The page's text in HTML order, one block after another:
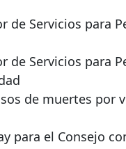
de Servicios para
de Servicios para
de muertes por
para el Consejo